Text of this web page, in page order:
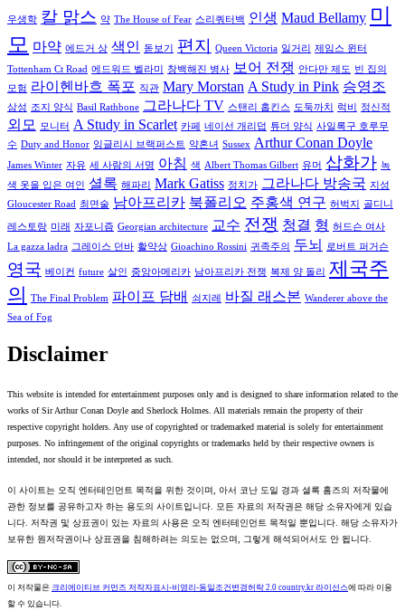
우생학 칼 맑스 약 The House of Fear 스리쿼터백 인생 Maud Bellamy 미
모 마약 에드거 상 색인 돋보기 편지 Queen Victoria 일거리 제임스 윈터
Tottenham Ct Road 에드워드 벨라미 창백해진 병사 보어 전쟁 안다만 제도 빈 집의
모험 라이헨바흐 폭포 직관 Mary Morstan A Study in Pink 승영조
삼성 조지 양식 Basil Rathbone 그라나다 TV 스탠리 홉킨스 도둑까치 럭비 정신적
외모 모니터 A Study in Scarlet 카페 네이선 개리덥 튜더 양식 사일록구 호루무
수 Duty and Honor 잉글리시 브랙퍼스트 약혼녀 Sussex Arthur Conan Doyle
James Winter 자유 세 사람의 서명 아침 색 Albert Thomas Gilbert 유머 삽화가 녹
색 옷을 입은 여인
셜록 해파리 Mark Gatiss 정치가 그라나다 방송국 지성
Gloucester Road
최면술 남아프리카 북폴리오 주홍색 연구 허벅지 골디니
레스토랑 미래 자포니즘 Georgian architecture 교수 전쟁 청결 형 허드슨 여사
La gazza ladra 그레이스 던바 활약상 Gioachino Rossini 귀족주의 두뇌 로버트 퍼거슨
영국 베이컨 future 살인 중앙아메리카 남아프리카 전쟁 복제 양 돌리
제국주
의
The Final Problem 파이프 담배 쇠지레 바질 래스본 Wanderer above the
Sea of Fog
Disclaimer
This website is intended for entertainment purposes only and is designed to share information related to the
works of Sir Arthur Conan Doyle and Sherlock Holmes. All materials remain the property of their
respective copyright holders. Any use of copyrighted or trademarked material is solely for entertainment
purposes. No infringement of the original copyrights or trademarks held by their respective owners is
intended, nor should it be interpreted as such.
이 사이트는 오직 엔터테인먼트 목적을 위한 것이며, 아서 코난 도일 경과 셜록 홈즈의 저작물에
관한 정보를 공유하고자 하는 용도의 사이트입니다. 모든 자료의 저작권은 해당 소유자에게 있습
니다. 저작권 및 상표권이 있는 자료의 사용은 오직 엔터테인먼트 목적일 뿐입니다. 해당 소유자가
보유한 원저작권이나 상표권을 침해하려는 의도는 없으며, 그렇게 해석되어서도 안 됩니다.
이 저작물은 크리에이티브 커먼즈 저작자표시-비영리-동일조건변경허락 2.0 country.kr 라이선스에 따라 이용
할 수 있습니다.